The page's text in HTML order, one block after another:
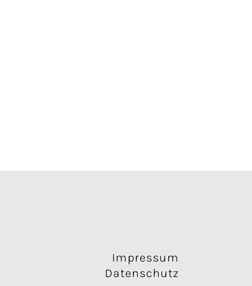
Impressum
Datenschutz